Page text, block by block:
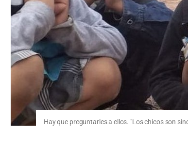
Hay que preguntarles a ellos. "Los chicos son